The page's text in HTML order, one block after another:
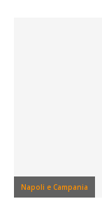
Napoli e Campania